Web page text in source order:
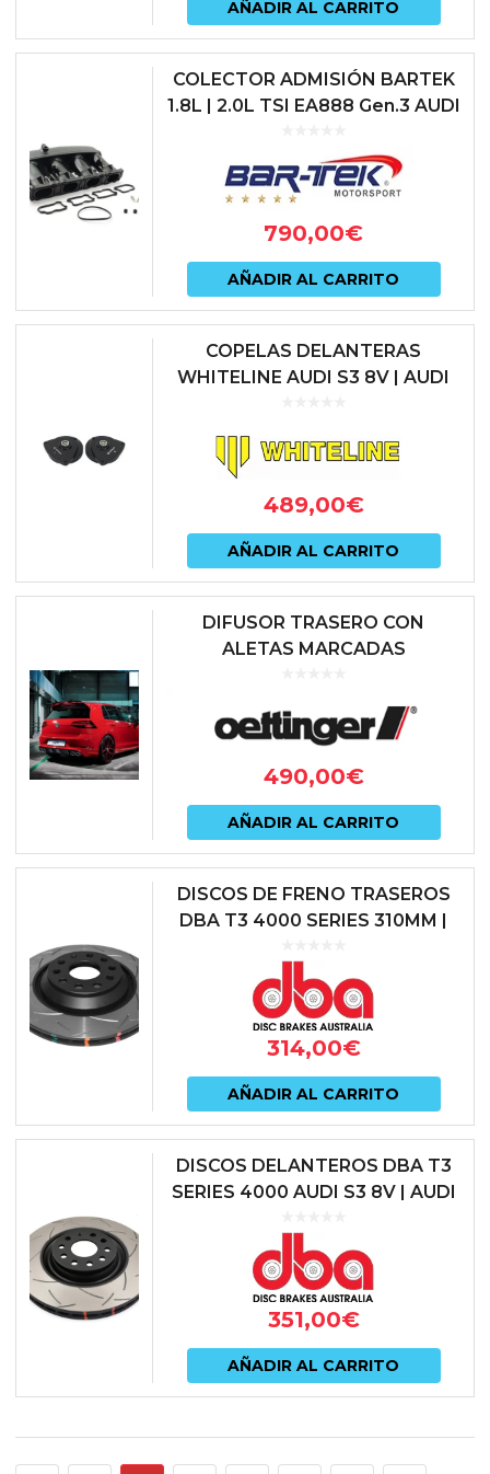
elegir
en
la
AÑADIR AL CARRITO
COLECTOR ADMISIÓN BARTEK
1.8L | 2.0L TSI EA888 Gen.3 AUDI
VOLKSWAGEN
790,00€
AÑADIR AL CARRITO
COPELAS DELANTERAS
WHITELINE AUDI S3 8V | AUDI
OCTAVIA 5E v...
489,00€
AÑADIR AL CARRITO
DIFUSOR TRASERO CON
ALETAS MARCADAS
GOLF 7.5 R (FACELIFT) | OE-804-
365-00B
490,00€
AÑADIR AL CARRITO
DISCOS DE FRENO TRASEROS
DBA T3 4000 SERIES 310MM |
314,00€
AÑADIR AL CARRITO
DISCOS DELANTEROS DBA T3
SERIES 4000 AUDI S3 8V | AUDI
FORMENTOR | CUPRA LEON | S...
351,00€
AÑADIR AL CARRITO